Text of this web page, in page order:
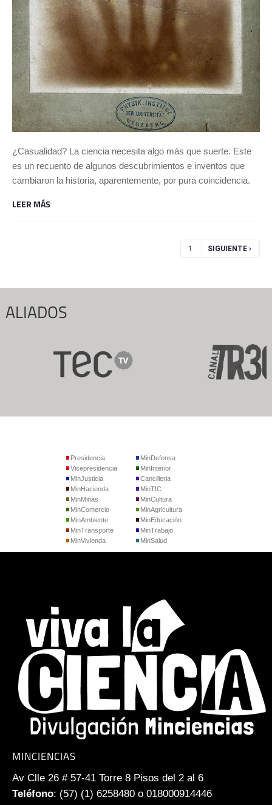
¿Casualidad? La ciencia necesita algo más que suerte. Este
es un recuento de algunos descubrimientos e inventos que
cambiaron la historia, aparentemente, por pura coincidencia.
LEER MÁS
1 SIGUIENTE ›
ALIADOS
Presidencia
Vicepresidencia
MinJusticia
MinDefensa
MinInterior
Cancilleria
MinHacienda
MinMinas
MinComercio
MinTIC
MinCultura
MinAgricultura
MinAmbiente
MinTransporte
MinVivienda
MinEducación
MinTrabajo
MinSalud
MINCIENCIAS
Av Clle 26 # 57-41 Torre 8 Pisos del 2 al 6
Teléfono: (57) (1) 6258480 o 018000914446